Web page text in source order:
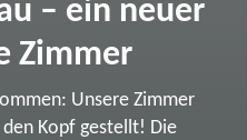
– ein neuer
Zimmer
Unsere Zimmer
Kopf gestellt! Die